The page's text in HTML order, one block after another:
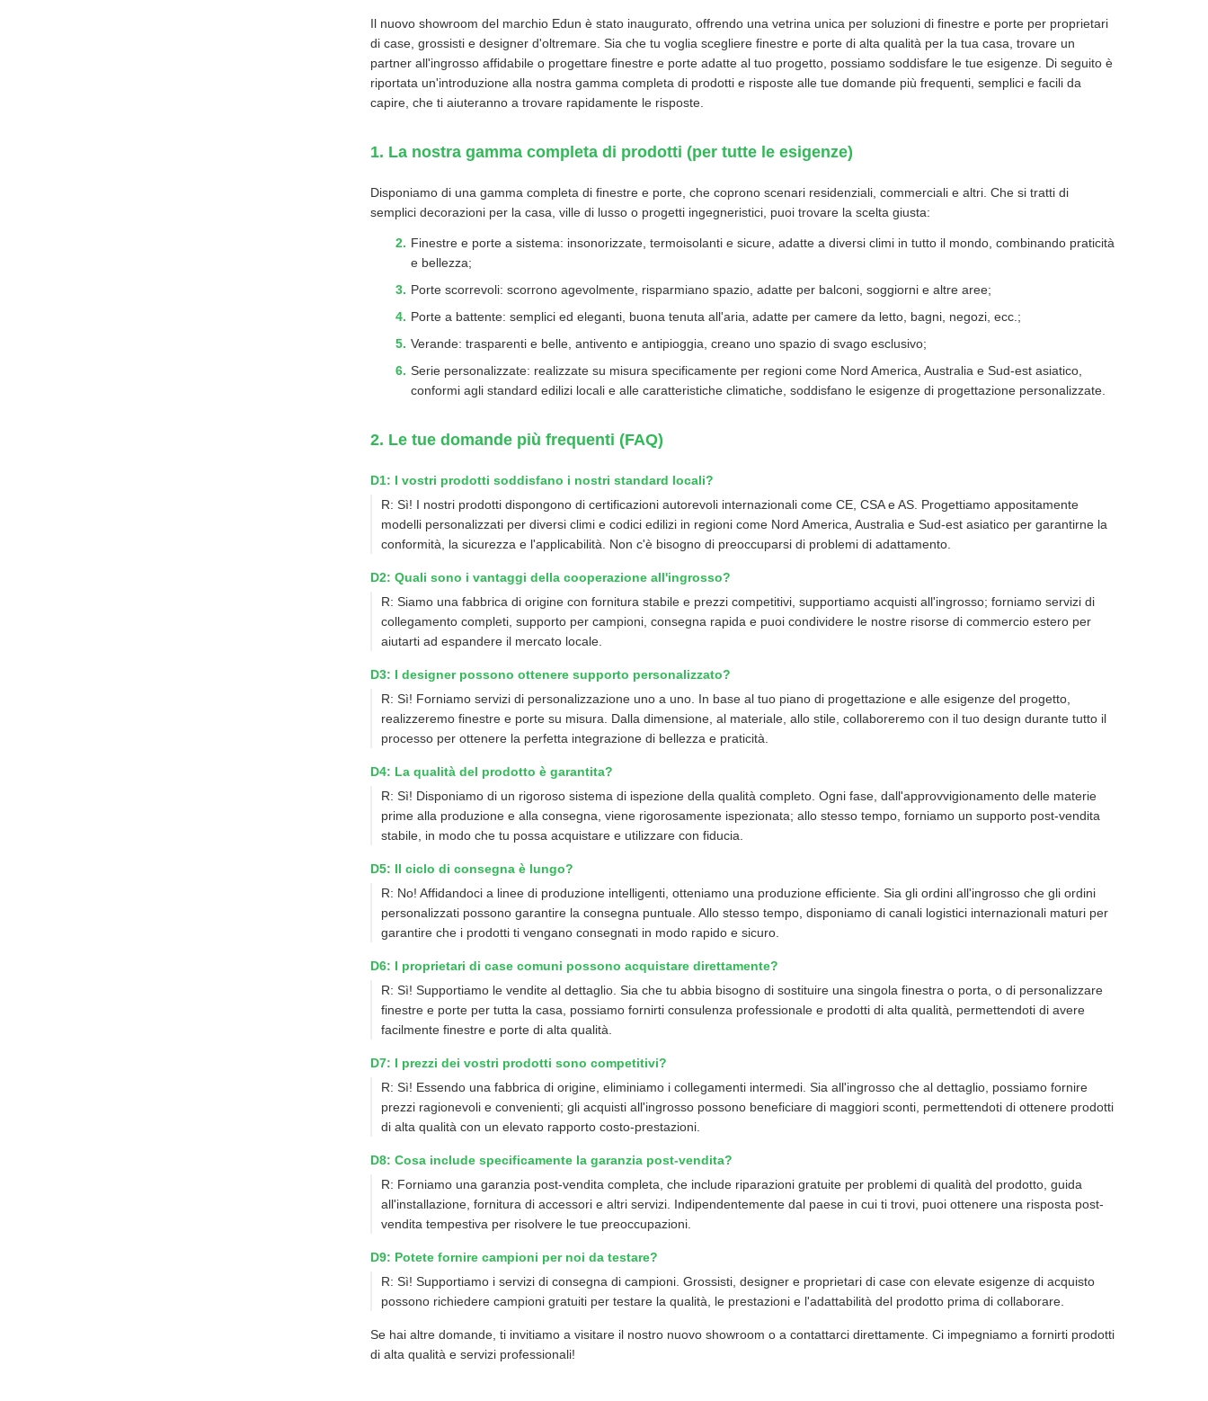
Il nuovo showroom del marchio Edun è stato inaugurato, offrendo una vetrina unica per soluzioni di finestre e porte per proprietari
di case, grossisti e designer d'oltremare. Sia che tu voglia scegliere finestre e porte di alta qualità per la tua casa, trovare un
partner all'ingrosso affidabile o progettare finestre e porte adatte al tuo progetto, possiamo soddisfare le tue esigenze. Di seguito è
riportata un'introduzione alla nostra gamma completa di prodotti e risposte alle tue domande più frequenti, semplici e facili da
capire, che ti aiuteranno a trovare rapidamente le risposte.
1. La nostra gamma completa di prodotti (per tutte le esigenze)
Disponiamo di una gamma completa di finestre e porte, che coprono scenari residenziali, commerciali e altri. Che si tratti di
semplici decorazioni per la casa, ville di lusso o progetti ingegneristici, puoi trovare la scelta giusta:
Finestre e porte a sistema: insonorizzate, termoisolanti e sicure, adatte a diversi climi in tutto il mondo, combinando praticità
e bellezza;
Porte scorrevoli: scorrono agevolmente, risparmiano spazio, adatte per balconi, soggiorni e altre aree;
Porte a battente: semplici ed eleganti, buona tenuta all'aria, adatte per camere da letto, bagni, negozi, ecc.;
Verande: trasparenti e belle, antivento e antipioggia, creano uno spazio di svago esclusivo;
Serie personalizzate: realizzate su misura specificamente per regioni come Nord America, Australia e Sud-est asiatico,
conformi agli standard edilizi locali e alle caratteristiche climatiche, soddisfano le esigenze di progettazione personalizzate.
2. Le tue domande più frequenti (FAQ)
D1: I vostri prodotti soddisfano i nostri standard locali?
R: Sì! I nostri prodotti dispongono di certificazioni autorevoli internazionali come CE, CSA e AS. Progettiamo appositamente
modelli personalizzati per diversi climi e codici edilizi in regioni come Nord America, Australia e Sud-est asiatico per garantirne la
conformità, la sicurezza e l'applicabilità. Non c'è bisogno di preoccuparsi di problemi di adattamento.
D2: Quali sono i vantaggi della cooperazione all'ingrosso?
R: Siamo una fabbrica di origine con fornitura stabile e prezzi competitivi, supportiamo acquisti all'ingrosso; forniamo servizi di
collegamento completi, supporto per campioni, consegna rapida e puoi condividere le nostre risorse di commercio estero per
aiutarti ad espandere il mercato locale.
D3: I designer possono ottenere supporto personalizzato?
R: Sì! Forniamo servizi di personalizzazione uno a uno. In base al tuo piano di progettazione e alle esigenze del progetto,
realizzeremo finestre e porte su misura. Dalla dimensione, al materiale, allo stile, collaboreremo con il tuo design durante tutto il
processo per ottenere la perfetta integrazione di bellezza e praticità.
D4: La qualità del prodotto è garantita?
R: Sì! Disponiamo di un rigoroso sistema di ispezione della qualità completo. Ogni fase, dall'approvvigionamento delle materie
prime alla produzione e alla consegna, viene rigorosamente ispezionata; allo stesso tempo, forniamo un supporto post-vendita
stabile, in modo che tu possa acquistare e utilizzare con fiducia.
D5: Il ciclo di consegna è lungo?
R: No! Affidandoci a linee di produzione intelligenti, otteniamo una produzione efficiente. Sia gli ordini all'ingrosso che gli ordini
personalizzati possono garantire la consegna puntuale. Allo stesso tempo, disponiamo di canali logistici internazionali maturi per
garantire che i prodotti ti vengano consegnati in modo rapido e sicuro.
D6: I proprietari di case comuni possono acquistare direttamente?
R: Sì! Supportiamo le vendite al dettaglio. Sia che tu abbia bisogno di sostituire una singola finestra o porta, o di personalizzare
finestre e porte per tutta la casa, possiamo fornirti consulenza professionale e prodotti di alta qualità, permettendoti di avere
facilmente finestre e porte di alta qualità.
D7: I prezzi dei vostri prodotti sono competitivi?
R: Sì! Essendo una fabbrica di origine, eliminiamo i collegamenti intermedi. Sia all'ingrosso che al dettaglio, possiamo fornire
prezzi ragionevoli e convenienti; gli acquisti all'ingrosso possono beneficiare di maggiori sconti, permettendoti di ottenere prodotti
di alta qualità con un elevato rapporto costo-prestazioni.
D8: Cosa include specificamente la garanzia post-vendita?
R: Forniamo una garanzia post-vendita completa, che include riparazioni gratuite per problemi di qualità del prodotto, guida
all'installazione, fornitura di accessori e altri servizi. Indipendentemente dal paese in cui ti trovi, puoi ottenere una risposta post-
vendita tempestiva per risolvere le tue preoccupazioni.
D9: Potete fornire campioni per noi da testare?
R: Sì! Supportiamo i servizi di consegna di campioni. Grossisti, designer e proprietari di case con elevate esigenze di acquisto
possono richiedere campioni gratuiti per testare la qualità, le prestazioni e l'adattabilità del prodotto prima di collaborare.
Se hai altre domande, ti invitiamo a visitare il nostro nuovo showroom o a contattarci direttamente. Ci impegniamo a fornirti prodotti
di alta qualità e servizi professionali!